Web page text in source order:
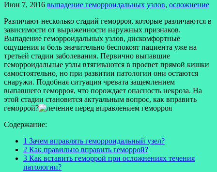
Июн 7, 2016 выпадение геморроидальных узлов, осложнение
Различают несколько стадий геморроя, которые различаются в
зависимости от выраженности наружных признаков.
Выпадение геморроидальных узлов, дискомфортные
ощущения и боль значительно беспокоят пациента уже на
третьей стадии заболевания. Первично выпавшие
геморроидальные узлы втягиваются в просвет прямой кишки
самостоятельно, но при развитии патологии они остаются
снаружи. Подобная ситуация чревата защемлением
выпавшего геморроя, что порождает опасность некроза. На
этой стадии становится актуальным вопрос, как вправить
геморрой?
Содержание:
1 Зачем вправлять геморроидальный узел?
2 Как правильно вправить геморрой?
3 Как вставить геморрой при осложнениях течения
патологии?